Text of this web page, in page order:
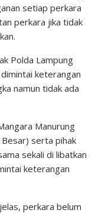
setiap perkara
perkara jika tidak
Polda Lampung
keterangan
namun tidak ada
Manurung
Besar) serta pihak
sekali di libatkan
keterangan
perkara belum